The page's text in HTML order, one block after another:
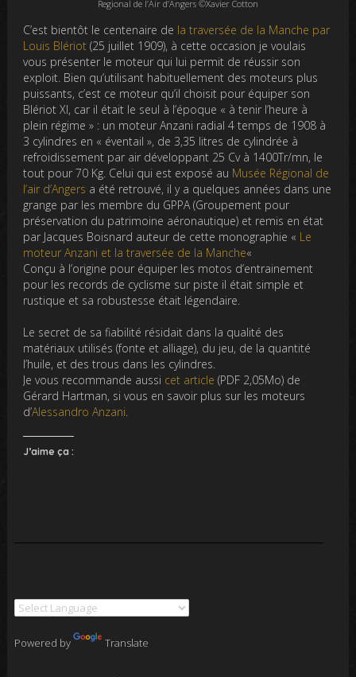
Regional de l’Air d’Angers ©Xavier Cotton
C’est bientôt le centenaire de la traversée de la Manche par
Louis Blériot(25 juillet 1909), à cette occasion je voulais
vous présenter le moteur qui lui permit de réussir son
exploit. Bien qu’utilisant habituellement des moteurs plus
puissants, c’est ce moteur qu’il choisit pour équiper son
Blériot XI, car il était le seul à l’époque « à tenir l’heure à
plein régime » : un moteur Anzani radial 4 temps de 1908 à
3 cylindres en « éventail », de 3,35 litres de cylindrée à
refroidissement par air développant 25 Cv à 1400Tr/mn, le
tout pour 70 Kg. Celui qui est exposé au Musée Régional de
l’air d’Angers a été retrouvé, il y a quelques années dans une
grange par les membre du GPPA (Groupement pour
préservation du patrimoine aéronautique) et remis en état
par Jacques Boisnard auteur de cette monographie « Le
moteur Anzani et la traversée de la Manche«
Conçu à l’origine pour équiper les motos d’entrainement
pour les records de cyclisme sur piste il était simple et
rustique et sa robustesse était légendaire.
Le secret de sa fiabilité résidait dans la qualité des
matériaux utilisés (fonte et alliage), du jeu, de la quantité
l’huile, et des trous dans les cylindres.
Je vous recommande aussi cet article (PDF 2,05Mo) de
Gérard Hartman, si vous en savoir plus sur les moteurs
d’Alessandro Anzani.
J’aime ça :
Powered by Translate